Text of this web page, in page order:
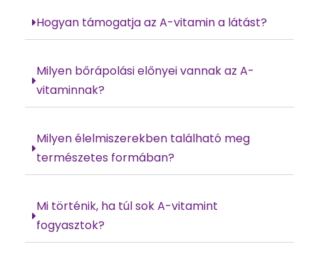
Hogyan támogatja az A-vitamin a látást?
Milyen bőrápolási előnyei vannak az A-
vitaminnak?
Milyen élelmiszerekben található meg
természetes formában?
Mi történik, ha túl sok A-vitamint
fogyasztok?